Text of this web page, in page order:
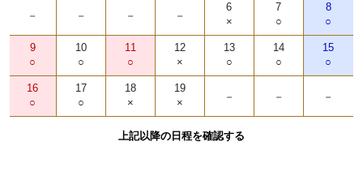
- - - -
6
×
7
○
8
○
9
○
10
○
11
○
12
×
13
○
14
○
15
○
16
○
17
○
18
×
19
×
- - -
上記以降の日程を確認する